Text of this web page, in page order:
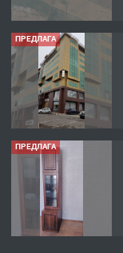
ПРЕДЛАГА
ПРЕДЛАГА